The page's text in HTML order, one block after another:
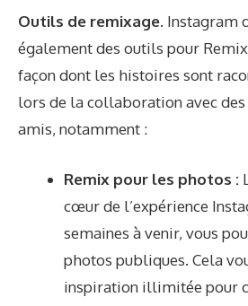
Outils de remixage. Instagram
également des outils pour
façon dont les histoires sont
lors de la collaboration avec des
amis, notamment :
Remix pour les photos :
cœur de l’expérience
semaines à venir, vous
photos publiques. Cela
inspiration illimitée pour